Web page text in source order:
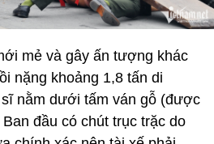
mẻ và gây ấn tượng khác
nặng khoảng 1,8 tấn di
nằm dưới tấm ván gỗ (được
đầu có chút trục trặc do